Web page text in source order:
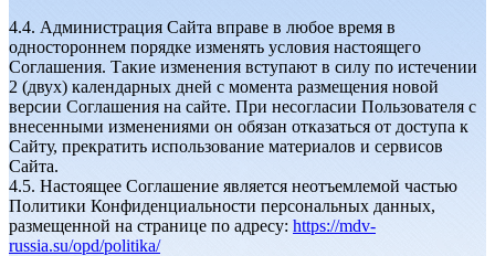
4.4. Администрация Сайта вправе в любое время в
одностороннем порядке изменять условия настоящего
Соглашения. Такие изменения вступают в силу по истечении
2 (двух) календарных дней с момента размещения новой
версии Соглашения на сайте. При несогласии Пользователя с
внесенными изменениями он обязан отказаться от доступа к
Сайту, прекратить использование материалов и сервисов
Сайта.
4.5. Настоящее Соглашение является неотъемлемой частью
Политики Конфиденциальности персональных данных,
размещенной на странице по адресу: https://mdv-
russia.su/opd/politika/